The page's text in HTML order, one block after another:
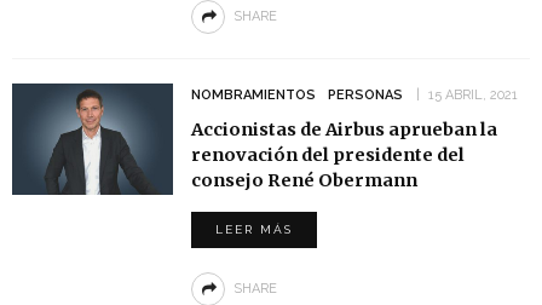
SHARE
NOMBRAMIENTOS PERSONAS 15 ABRIL, 2021
Accionistas de Airbus aprueban la
renovación del presidente del
consejo René Obermann
LEER MÁS
SHARE